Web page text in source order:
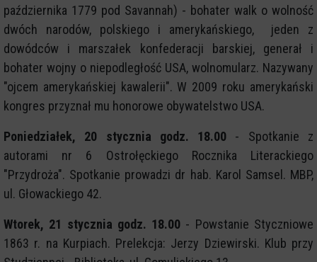
października 1779 pod Savannah) - bohater walk o wolność
dwóch narodów, polskiego i amerykańskiego, jeden z
dowódców i marszałek konfederacji barskiej, generał i
bohater wojny o niepodległość USA, wolnomularz. Nazywany
"ojcem amerykańskiej kawalerii". W 2009 roku amerykański
kongres przyznał mu honorowe obywatelstwo USA.
Poniedziałek, 20 stycznia godz. 18.00 - Spotkanie z
autorami nr 6 Ostrołęckiego Rocznika Literackiego
"Przydroża". Spotkanie prowadzi dr hab. Karol Samsel. MBP,
ul. Głowackiego 42.
Wtorek, 21 stycznia godz. 18.00 - Powstanie Styczniowe
1863 r. na Kurpiach. Prelekcja: Jerzy Dziewirski. Klub przy